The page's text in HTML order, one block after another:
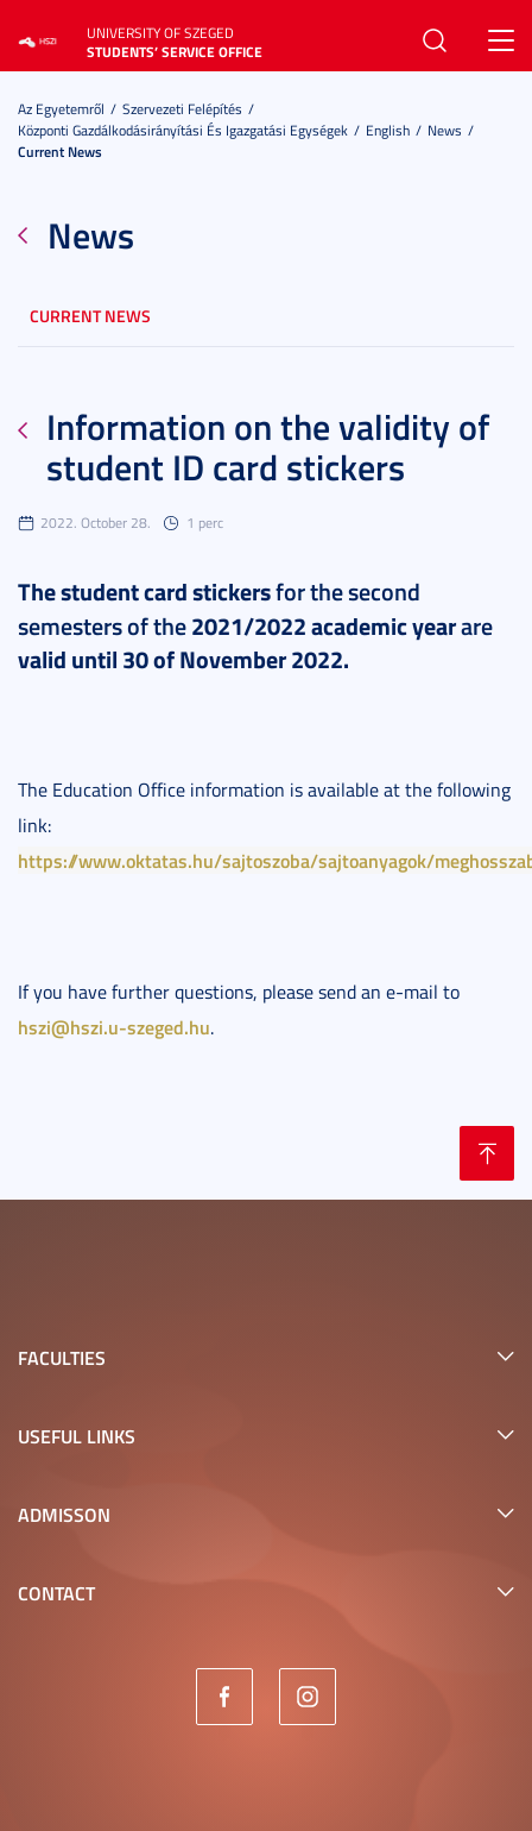
UNIVERSITY OF SZEGED
STUDENTS’ SERVICE OFFICE
Az Egyetemről
Szervezeti Felépítés
Központi Gazdálkodásirányítási És Igazgatási Egységek
English
News
Current News
News
CURRENT NEWS
Information on the validity of
student ID card stickers
2022. October 28. 1 perc
The student card stickersfor the second
semesters of the2021/2022 academic yearare
valid until 30 of November 2022.
The Education Office information is available at the following
link:
https://www.oktatas.hu/sajtoszoba/sajtoanyagok/
If you have further questions, please send an e-mail to
hszi@hszi.u-szeged.hu.
FACULTIES
USEFUL LINKS
ADMISSON
CONTACT